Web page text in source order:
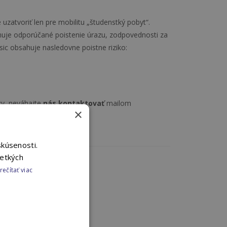
len pre mobilitu „študenstký pobyt“.
odporúčané poistenie úrazu, zodpovednosti za
obsahuje nasledovne poistne riziko:
neváhajtenás kontaktovaťmailom
×
viac